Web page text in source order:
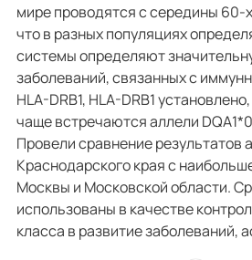
мире проводятся с середины 60-
что в разных популяциях
системы определяют
заболеваний, связанных с
HLA-DRB1, HLA-DRB1
чаще встречаются аллели
Провели сравнение результатов
Краснодарского края с
Москвы и Московской области.
использованы в качестве
класса в развитие заболеваний,